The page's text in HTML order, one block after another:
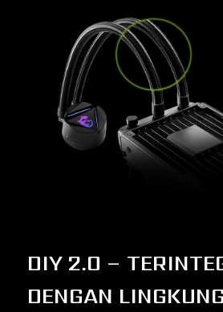
DIY 2.0 –
DENGAN